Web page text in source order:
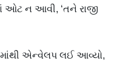
ઓટ ન આવી, ‘તને રાજી
એન્વેલપ લઈ આવ્યો,